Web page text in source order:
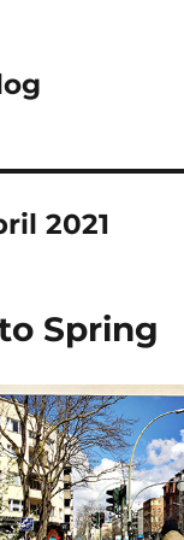
2021
Spring